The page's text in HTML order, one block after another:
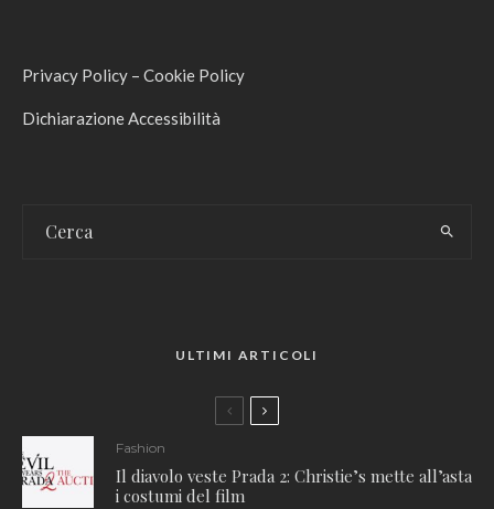
Privacy Policy – Cookie Policy
Dichiarazione Accessibilità
ULTIMI ARTICOLI
Fashion
Il diavolo veste Prada 2: Christie’s mette all’asta
i costumi del film